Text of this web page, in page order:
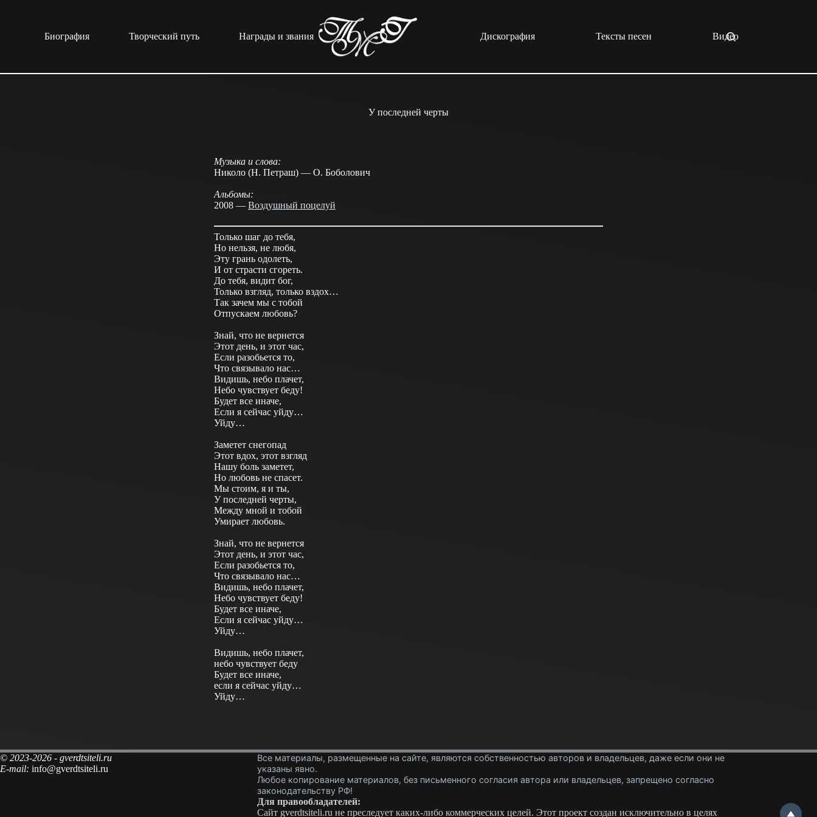
Биография
Творческий путь Награды и звания Дискография Тексты песен Видео
У последней черты
Музыка и слова:
Николо (Н. Петраш) — О. Боболович
Альбомы:
2008 — Воздушный поцелуй
Только шаг до тебя,
Но нельзя, не любя,
Эту грань одолеть,
И от страсти сгореть.
До тебя, видит бог,
Только взгляд, только вздох…
Так зачем мы с тобой
Отпускаем любовь?
Знай, что не вернется
Этот день, и этот час,
Если разобьется то,
Что связывало нас…
Видишь, небо плачет,
Небо чувствует беду!
Будет все иначе,
Если я сейчас уйду…
Уйду…
Заметет снегопад
Этот вдох, этот взгляд
Нашу боль заметет,
Но любовь не спасет.
Мы стоим, я и ты,
У последней черты,
Между мной и тобой
Умирает любовь.
Знай, что не вернется
Этот день, и этот час,
Если разобьется то,
Что связывало нас…
Видишь, небо плачет,
Небо чувствует беду!
Будет все иначе,
Если я сейчас уйду…
Уйду…
Видишь, небо плачет,
небо чувствует беду
Будет все иначе,
если я сейчас уйду…
Уйду…
© 2023-2026 - gverdtsiteli.ru
E-mail: info@gverdtsiteli.ru
Все материалы, размещенные на сайте, являются собственностью авторов и владельцев, даже если они не
указаны явно.
Любое копирование материалов, без письменного согласия автора или владельцев, запрещено согласно
законодательству РФ!
Для правообладателей:
Сайт gverdtsiteli.ru не преследует каких-либо коммерческих целей. Этот проект создан исключительно в целях